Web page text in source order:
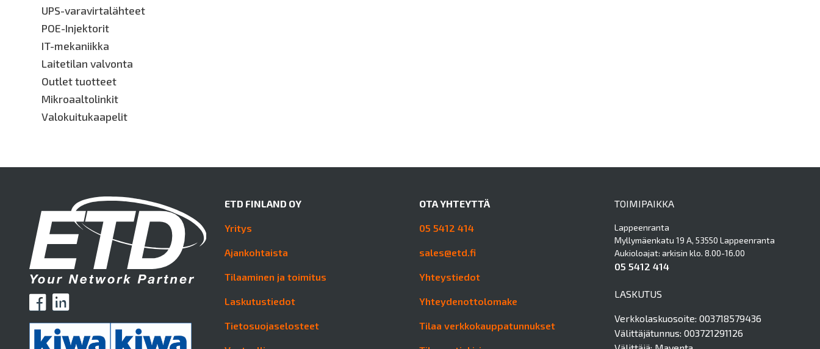
UPS-varavirtalähteet
POE-Injektorit
IT-mekaniikka
Laitetilan valvonta
Outlet tuotteet
Mikroaaltolinkit
Valokuitukaapelit
ETD FINLAND OY
Yritys
Ajankohtaista
Tilaaminen ja toimitus
Laskutustiedot
Tietosuojaselosteet
OTA YHTEYTTÄ
05 5412 414
sales@etd.fi
Yhteystiedot
Yhteydenottolomake
Tilaa verkkokauppatunnukset
TOIMIPAIKKA
Lappeenranta
Myllymäenkatu 19 A, 53550 Lappeenranta
Aukioloajat: arkisin klo. 8.00-16.00
05 5412 414
LASKUTUS
Verkkolaskuosoite: 003718579436
Välittäjätunnus: 003721291126